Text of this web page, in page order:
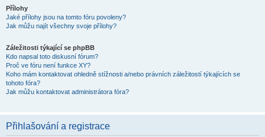
Přílohy
Jaké přílohy jsou na tomto fóru povoleny?
Jak můžu najít všechny svoje přílohy?
Záležitosti týkající se phpBB
Kdo napsal toto diskusní fórum?
Proč ve fóru není funkce XY?
Koho mám kontaktovat ohledně stížnosti a/nebo právních záležitostí týkajících se
tohoto fóra?
Jak můžu kontaktovat administrátora fóra?
Přihlašování a registrace